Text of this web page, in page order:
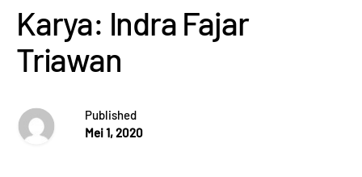
Karya: Indra Fajar
Triawan
Published
Mei 1, 2020